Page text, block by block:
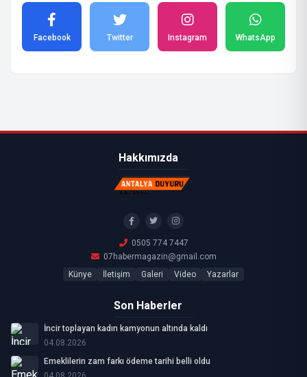
Facebook Twitter Instagram WhatsApp
Hakkımızda
0505 774 7447
07habermagazin@gmail.com
Künye
İletişim Galeri Video Yazarlar
Son Haberler
İncir toplayan kadın kamyonun altında kaldı
04.08.2026
Emeklilerin zam farkı ödeme tarihi belli oldu